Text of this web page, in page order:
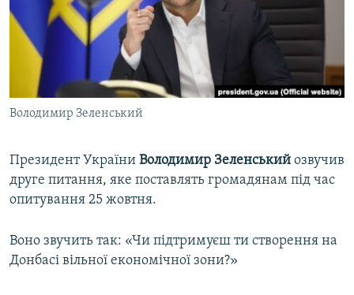
ВІДЕОУРОКИ «ELIFBE»
СВІДЧЕННЯ ОКУПАЦІЇ
УКРАЇНСЬКА ПРОБЛЕМА КРИМУ
ІНФОГРАФІКА
Русский
Qırımtatar
ДОЛУЧАЙСЯ!
Усі сайти RFE/RL
Володимир Зеленський
Президент України Володимир Зеленський озвучив
друге питання, яке поставлять громадянам під час
опитування 25 жовтня.
Воно звучить так: «Чи підтримуєш ти створення на
Донбасі вільної економічної зони?»